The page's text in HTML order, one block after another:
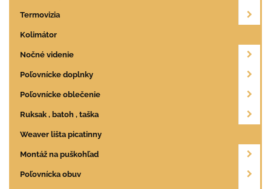
Termovizia
Kolimátor
Nočné videnie
Poľovnícke doplnky
Poľovnícke oblečenie
Ruksak , batoh , taška
Weaver lišta picatinny
Montáž na puškohľad
Poľovnícka obuv